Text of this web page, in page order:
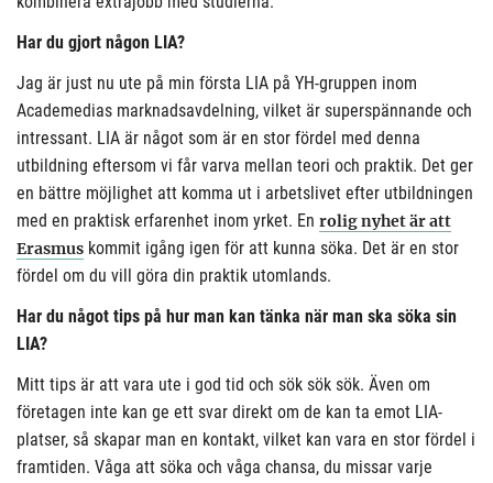
Har du gjort någon LIA?
Jag är just nu ute på min första LIA på YH-gruppen inom
Academedias marknadsavdelning, vilket är superspännande och
intressant. LIA är något som är en stor fördel med denna
utbildning eftersom vi får varva mellan teori och praktik. Det ger
en bättre möjlighet att komma ut i arbetslivet efter utbildningen
med en praktisk erfarenhet inom yrket. En rolig nyhet är att
Erasmus kommit igång igen för att kunna söka. Det är en stor
fördel om du vill göra din praktik utomlands.
Har du något tips på hur man kan tänka när man ska söka sin
LIA?
Mitt tips är att vara ute i god tid och sök sök sök. Även om
företagen inte kan ge ett svar direkt om de kan ta emot LIA-
platser, så skapar man en kontakt, vilket kan vara en stor fördel i
framtiden. Våga att söka och våga chansa, du missar varje